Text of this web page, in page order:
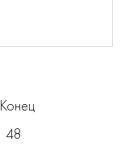
Конец
48